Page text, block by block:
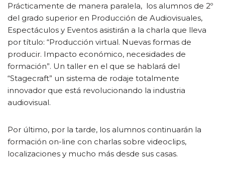
Prácticamente de manera paralela, los alumnos de 2º
del grado superior en Producción de Audiovisuales,
Espectáculos y Eventos asistirán a la charla que lleva
por título: “Producción virtual. Nuevas formas de
producir. Impacto económico, necesidades de
formación”. Un taller en el que se hablará del
“Stagecraft” un sistema de rodaje totalmente
innovador que está revolucionando la industria
audiovisual.
Por último, por la tarde, los alumnos continuarán la
formación on-line con charlas sobre videoclips,
localizaciones y mucho más desde sus casas.